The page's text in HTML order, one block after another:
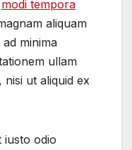
modi tempora
aliquam
minima
ullam
ut aliquid ex
iusto odio